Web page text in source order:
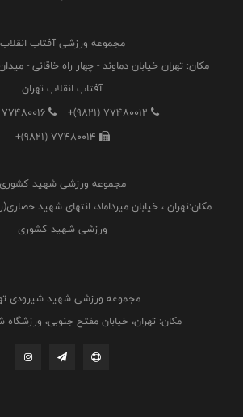
مجموعه ورزشی آفتاب انقلاب
مکان: تهران خیابان دماوند - چهار راه خاقانی -
آفتاب انقلاب تهران
+(9821) 77480012
+(9821) 77480014
مجموعه ورزشی شهید کشوری
مکان:تهران ، خیابان میرداماد، انتهای شهید
ورزشی شهید کشوری
مجموعه ورزشی شهید شیرودی
مکان: تهران، خیابان مفتح جنوبی،